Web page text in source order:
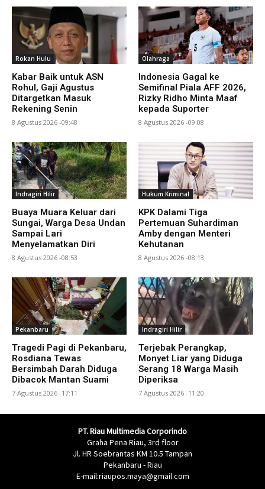
Rokan Hulu
Kabar Baik untuk ASN
Rohul, Gaji Agustus
Ditargetkan Masuk
Rekening Senin
8 Agustus 2026 -09:48
Olahraga
Indonesia Gagal ke
Semifinal Piala AFF 2026,
Rizky Ridho Minta Maaf
kepada Suporter
8 Agustus 2026 -09:08
Indragiri Hilir
Buaya Muara Keluar dari
Sungai, Warga Desa Undan
Sampai Lari
Menyelamatkan Diri
8 Agustus 2026 -08:53
Hukum Kriminal
KPK Dalami Tiga
Pertemuan Suhardiman
Amby dengan Menteri
Kehutanan
8 Agustus 2026 -08:13
Pekanbaru
Tragedi Pagi di Pekanbaru,
Rosdiana Tewas
Bersimbah Darah Diduga
Dibacok Mantan Suami
7 Agustus 2026 -17:11
Indragiri Hilir
Terjebak Perangkap,
Monyet Liar yang Diduga
Serang 18 Warga Masih
Diperiksa
7 Agustus 2026 -11:20
PT. Riau Multimedia Corporindo
Graha Pena Riau, 3rd floor
Jl. HR Soebrantas KM 10.5 Tampan
Pekanbaru - Riau
E-mail:riaupos.maya@gmail.com